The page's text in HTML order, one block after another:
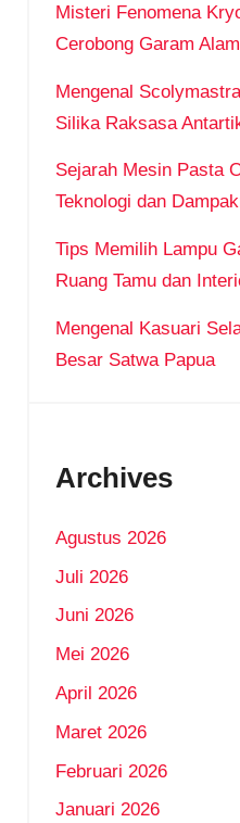
Misteri Fenomena
Cerobong Garam
Mengenal
Silika Raksasa
Sejarah Mesin Pasta
Teknologi dan
Tips Memilih Lampu
Ruang Tamu dan
Mengenal Kasuari
Besar Satwa Papua
Archives
Agustus 2026
Juli 2026
Juni 2026
Mei 2026
April 2026
Maret 2026
Februari 2026
Januari 2026